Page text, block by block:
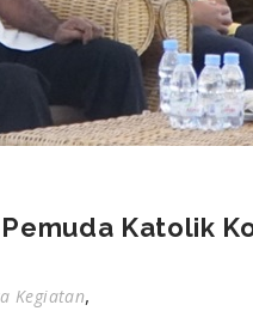
Katolik
Kegiatan,